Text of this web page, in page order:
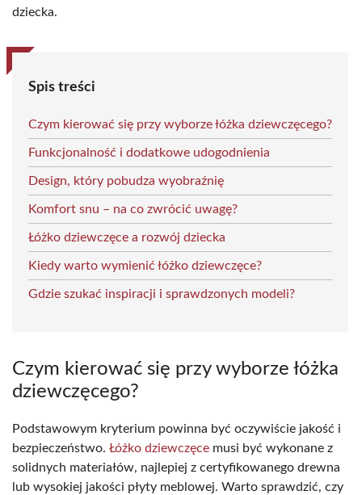
dziecka.
Spis treści
Czym kierować się przy wyborze łóżka dziewczęcego?
Funkcjonalność i dodatkowe udogodnienia
Design, który pobudza wyobraźnię
Komfort snu – na co zwrócić uwagę?
Łóżko dziewczęce a rozwój dziecka
Kiedy warto wymienić łóżko dziewczęce?
Gdzie szukać inspiracji i sprawdzonych modeli?
Czym kierować się przy wyborze łóżka
dziewczęcego?
Podstawowym kryterium powinna być oczywiście jakość i
bezpieczeństwo. Łóżko dziewczęce musi być wykonane z
solidnych materiałów, najlepiej z certyfikowanego drewna
lub wysokiej jakości płyty meblowej. Warto sprawdzić, czy